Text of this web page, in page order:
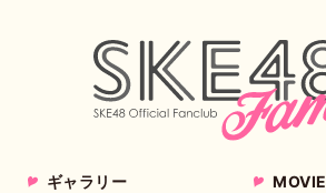
ギャラリー
MOVIE